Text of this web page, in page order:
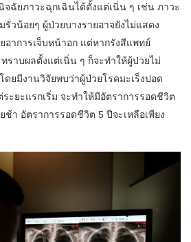
จฉัยภาวะฉุกเฉินได้ตั้งแต่เนิ่น ๆ เช่น ภาวะ
วน้อยๆ ผู้ป่วยบางรายอาจยังไม่แสดง
อาการเจ็บหน้าอก แต่หากรังสีแพทย์
ราบผลตั้งแต่เนิ่น ๆ ก็จะทำให้ผู้ป่วยไม่
ยมีงานวิจัยพบว่าผู้ป่วยโรคมะเร็งปอด
ะยะแรกเริ่ม จะทำให้มีอัตราการรอดชีวิต
า อัตราการรอดชีวิต 5 ปีจะเหลือเพียง